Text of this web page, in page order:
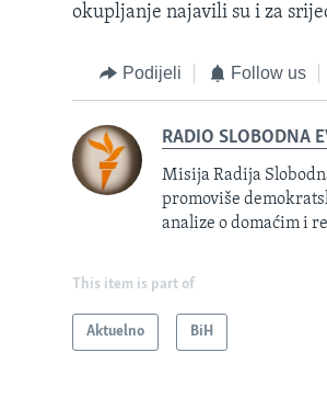
okupljanje najavili su i za
Podijeli Follow us
RADIO SLOBODNA
Misija Radija
promoviše
analize o domaćim i
This item is part of
Aktuelno BiH